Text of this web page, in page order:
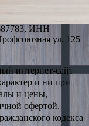
ИНН
ул. 125
интернет-сайт
и ни при
и цены,
офертой,
кодекса